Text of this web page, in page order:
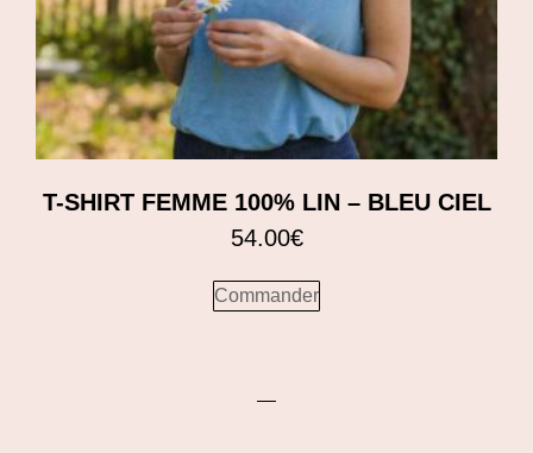
T-SHIRT FEMME 100% LIN – BLEU CIEL
54.00€
Commander